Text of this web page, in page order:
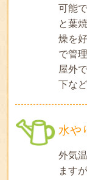
可能
と葉
燥を
で管
屋外
下な
水や
外気
ます